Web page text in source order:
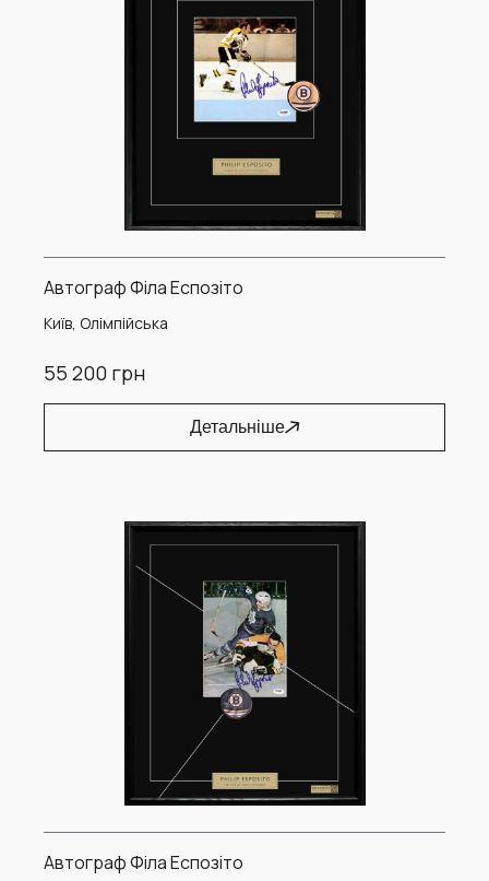
Автограф Філа Еспозіто
Київ, Олімпійська
55 200 грн
Детальніше
Автограф Філа Еспозіто